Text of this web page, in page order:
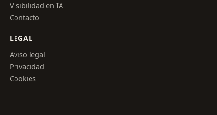
Visibilidad en IA
Contacto
LEGAL
Aviso legal
Privacidad
Cookies